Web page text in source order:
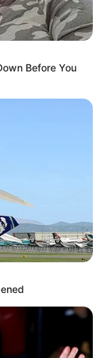
masak. Ia
Center.
Before You